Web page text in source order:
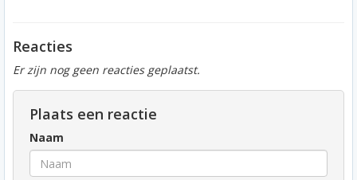
Reacties
Er zijn nog geen reacties geplaatst.
Plaats een reactie
Naam